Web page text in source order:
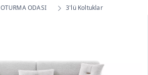
OTURMA ODASI 3'lü Koltuklar